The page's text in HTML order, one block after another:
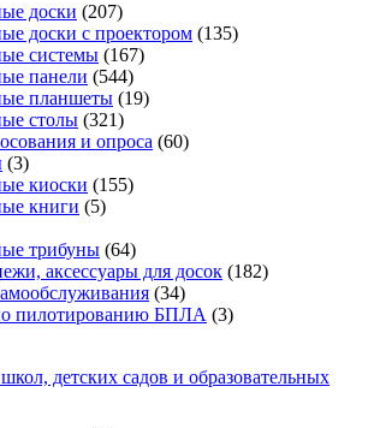
доски (207)
доски с проектором (135)
системы (167)
панели (544)
планшеты (19)
столы (321)
и опроса (60)
(3)
киоски (155)
книги (5)
трибуны (64)
аксессуары для досок (182)
(34)
пилотированию БПЛА (3)
детских садов и образовательных